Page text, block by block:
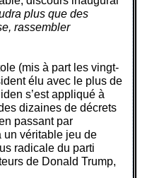
plus que des
rassembler
(mis à part les vingt-
élu avec le plus de
s’est appliqué à
dizaines de décrets
passant par
un véritable jeu de
radicale du parti
de Donald Trump,